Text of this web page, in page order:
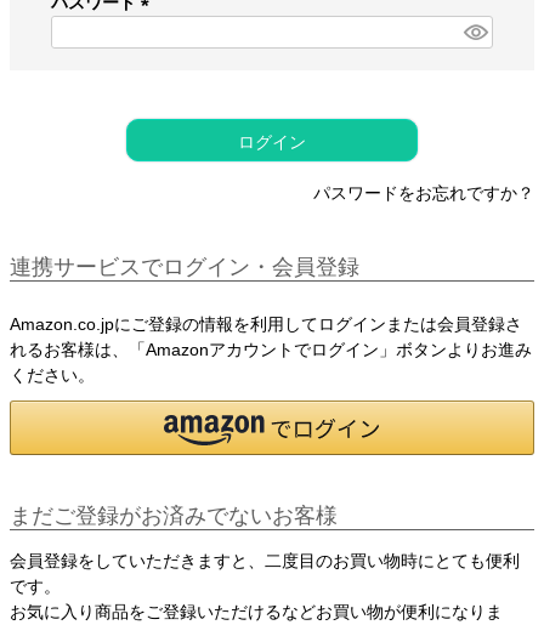
)
ログイン
パスワードをお忘れですか？
連携サービスでログイン・会員登録
Amazon.co.jpにご登録の情報を利用してログインまたは会員登録さ
れるお客様は、「Amazonアカウントでログイン」ボタンよりお進み
ください。
まだご登録がお済みでないお客様
会員登録をしていただきますと、二度目のお買い物時にとても便利
です。
お気に入り商品をご登録いただけるなどお買い物が便利になりま